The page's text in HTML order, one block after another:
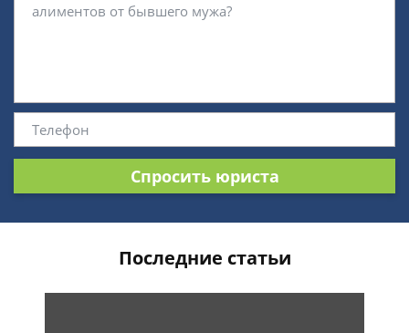
Спросить юриста
Последние статьи